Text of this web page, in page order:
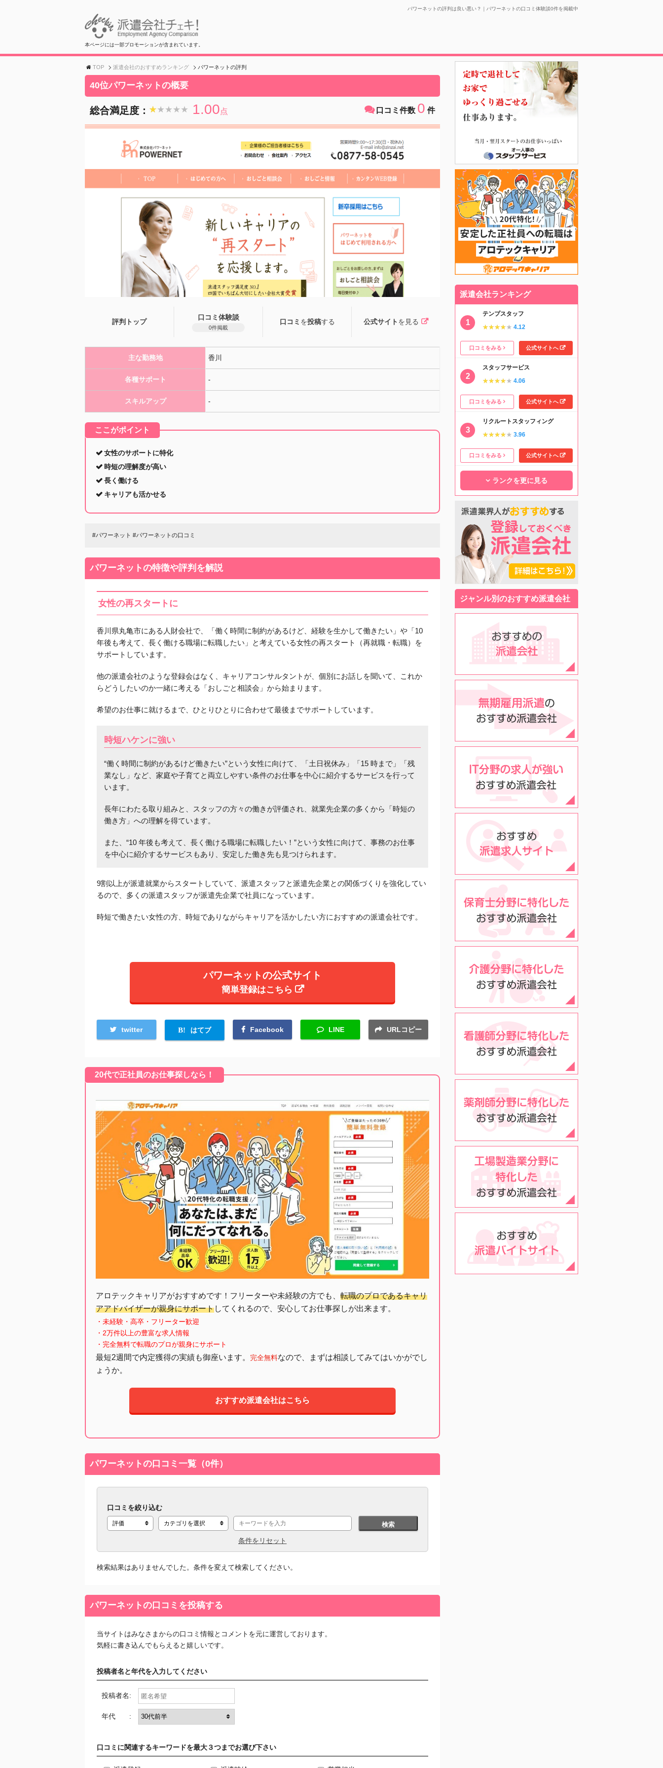
パワーネットの評判は良い悪い？｜パワーネットの口コミ体験談0件を掲載中
本ページには一部プロモーションが含まれています。
TOP 派遣会社のおすすめランキング パワーネットの評判
40位パワーネットの概要
総合満足度： ★★★★★
★★★★★ 1.00点 口コミ件数 0 件
評判トップ
口コミ体験談
0件掲載
口コミ を投稿する 公式サイト を見る
主な勤務地 香川
各種サポート -
スキルアップ -
ここがポイント
女性のサポートに特化
時短の理解度が高い
長く働ける
キャリアも活かせる
#パワーネット #パワーネットの口コミ
パワーネットの特徴や評判を解説
女性の再スタートに
香川県丸亀市にある人財会社で、「働く時間に制約があるけど、経験を生かして働きたい」や「10
年後も考えて、長く働ける職場に転職したい」と考えている女性の再スタート（再就職・転職）を
サポートしています。
他の派遣会社のような登録会はなく、キャリアコンサルタントが、個別にお話しを聞いて、これか
らどうしたいのか一緒に考える「おしごと相談会」から始まります。
希望のお仕事に就けるまで、ひとりひとりに合わせて最後までサポートしています。
時短ハケンに強い
“働く時間に制約があるけど働きたい”という女性に向けて、「土日祝休み」「15 時まで」「残
業なし」など、家庭や子育てと両立しやすい条件のお仕事を中心に紹介するサービスを行って
います。
長年にわたる取り組みと、スタッフの方々の働きが評価され、就業先企業の多くから「時短の
働き方」への理解を得ています。
また、“10 年後も考えて、長く働ける職場に転職したい！”という女性に向けて、事務のお仕事
を中心に紹介するサービスもあり、安定した働き先も見つけられます。
9割以上が派遣就業からスタートしていて、派遣スタッフと派遣先企業との関係づくりを強化してい
るので、多くの派遣スタッフが派遣先企業で社員になっています。
時短で働きたい女性の方、時短でありながらキャリアを活かしたい方におすすめの派遣会社です。
パワーネットの公式サイト
簡単登録はこちら
twitter はてブ Facebook LINE URLコピー
20代で正社員のお仕事探しなら！
アロテックキャリアがおすすめです！フリーターや未経験の方でも、 転職のプロであるキャリ
アアドバイザーが親身にサポートしてくれるので、安心してお仕事探しが出来ます。
・未経験・高卒・フリーター歓迎
・2万件以上の豊富な求人情報
・完全無料で転職のプロが親身にサポート
最短2週間で内定獲得の実績も御座います。 完全無料なので、まずは相談してみてはいかがでし
ょうか。
おすすめ派遣会社はこちら
パワーネットの口コミ一覧（0件）
口コミを絞り込む
検索
条件をリセット
検索結果はありませんでした。条件を変えて検索してください。
パワーネットの口コミを投稿する
当サイトはみなさまからの口コミ情報とコメントを元に運営しております。
気軽に書き込んでもらえると嬉しいです。
投稿者名と年代を入力してください
投稿者名:
年代 :
口コミに関連するキーワードを最大３つまでお選び下さい
派遣会社ランキング
テンプスタッフ
★★★★★
★★★★★ 4.12
口コミをみる 公式サイトへ
スタッフサービス
★★★★★
★★★★★ 4.06
口コミをみる 公式サイトへ
リクルートスタッフィング
★★★★★
★★★★★ 3.96
口コミをみる 公式サイトへ
ランクを更に見る
ジャンル別のおすすめ派遣会社